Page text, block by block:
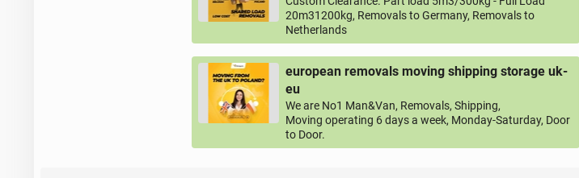
20m31200kg, Removals to Germany, Removals to
Netherlands
european removals moving shipping storage uk-
eu
We are No1 Man&Van, Removals, Shipping,
Moving operating 6 days a week, Monday-Saturday, Door
to Door.